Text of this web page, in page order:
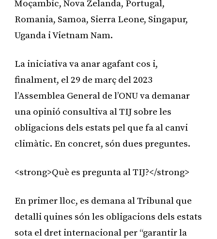
Moçambic, Nova Zelanda, Portugal,
Romania, Samoa, Sierra Leone, Singapur,
Uganda i Vietnam Nam.
La iniciativa va anar agafant cos i,
finalment, el 29 de març del 2023
l’Assemblea General de l’ONU va demanar
una opinió consultiva al TIJ sobre les
obligacions dels estats pel que fa al canvi
climàtic. En concret, són dues preguntes.
<strong>Què es pregunta al TIJ?</strong>
En primer lloc, es demana al Tribunal que
detalli quines són les obligacions dels estats
sota el dret internacional per “garantir la